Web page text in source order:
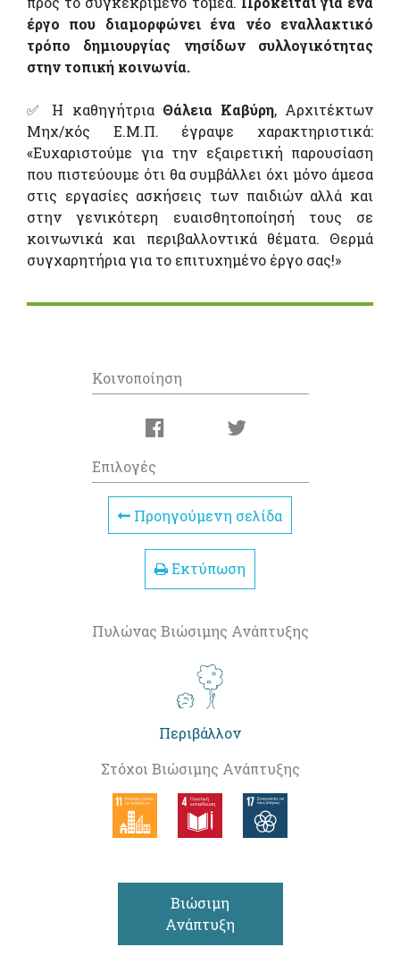
έργο που διαμορφώνει ένα νέο εναλλακτικό
τρόπο δημιουργίας νησίδων συλλογικότητας
στην τοπική κοινωνία.
✅ Η καθηγήτρια Θάλεια Καβύρη, Αρχιτέκτων
Μηχ/κός Ε.Μ.Π. έγραψε χαρακτηριστικά:
«Ευχαριστούμε για την εξαιρετική παρουσίαση
που πιστεύουμε ότι θα συμβάλλει όχι μόνο άμεσα
στις εργασίες ασκήσεις των παιδιών αλλά και
στην γενικότερη ευαισθητοποίησή τους σε
κοινωνικά και περιβαλλοντικά θέματα. Θερμά
συγχαρητήρια για το επιτυχημένο έργο σας!»
Κοινοποίηση
Επιλογές
Προηγούμενη σελίδα
Εκτύπωση
Πυλώνας Βιώσιμης Ανάπτυξης
Περιβάλλον
Στόχοι Βιώσιμης Ανάπτυξης
Βιώσιμη
Ανάπτυξη